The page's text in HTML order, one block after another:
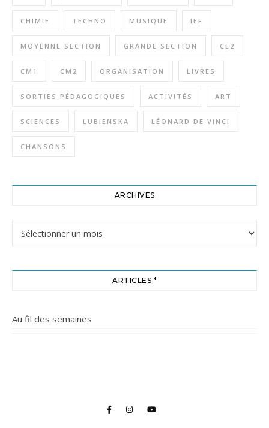
CHIMIE TECHNO MUSIQUE IEF
MOYENNE SECTION GRANDE SECTION CE2
CM1 CM2 ORGANISATION LIVRES
SORTIES PÉDAGOGIQUES ACTIVITÉS ART
SCIENCES LUBIENSKA LÉONARD DE VINCI
CHANSONS
ARCHIVES
ARTICLES *
Au fil des semaines